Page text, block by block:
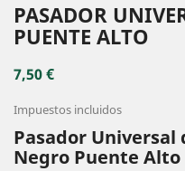
PASADOR
PUENTE ALTO
7,50 €
Impuestos incluidos
Pasador Universal
Negro Puente Alto